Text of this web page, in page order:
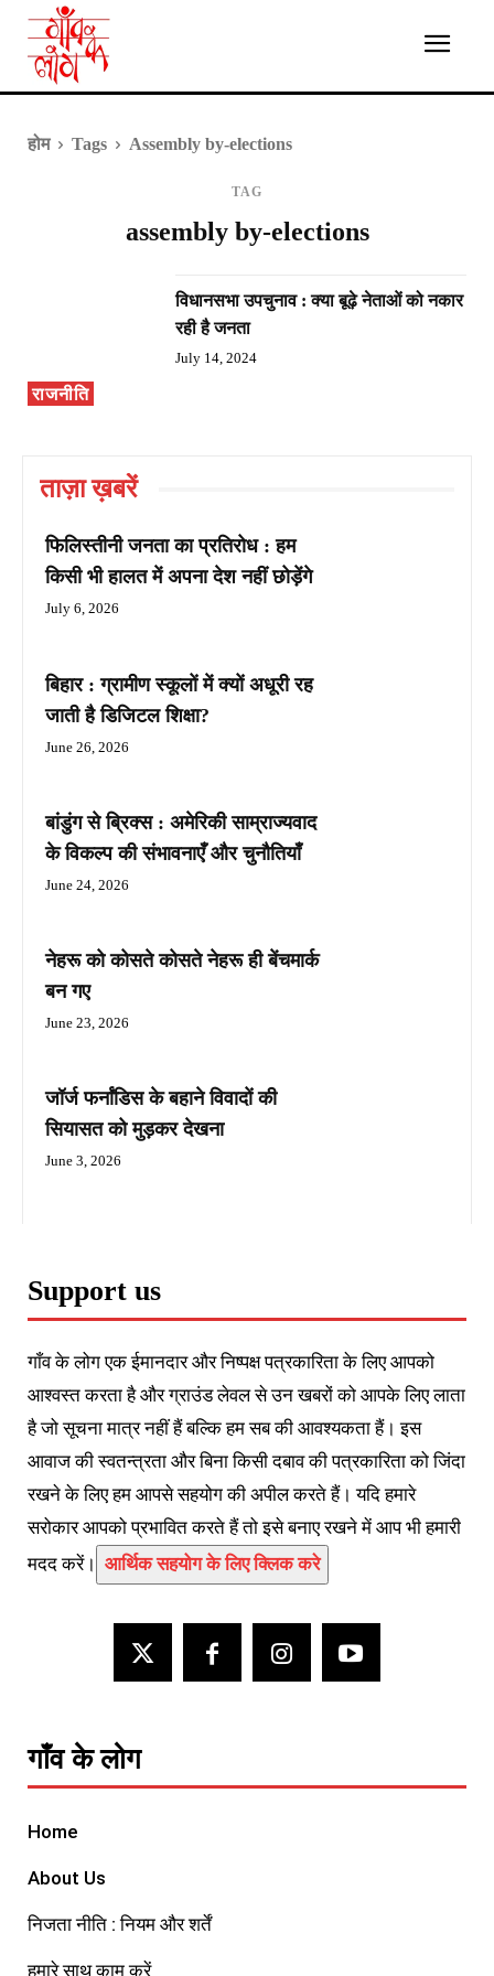
होम Tags Assembly by-elections
TAG
assembly by-elections
राजनीति
विधानसभा उपचुनाव : क्या बूढ़े नेताओं को नकार
रही है जनता
July 14, 2024
ताज़ा ख़बरें
फिलिस्तीनी जनता का प्रतिरोध : हम
किसी भी हालत में अपना देश नहीं छोड़ेंगे
July 6, 2026
बिहार : ग्रामीण स्कूलों में क्यों अधूरी रह
जाती है डिजिटल शिक्षा?
June 26, 2026
बांडुंग से ब्रिक्स : अमेरिकी साम्राज्यवाद
के विकल्प की संभावनाएँ और चुनौतियाँ
June 24, 2026
नेहरू को कोसते कोसते नेहरू ही बेंचमार्क
बन गए
June 23, 2026
जॉर्ज फर्नांडिस के बहाने विवादों की
सियासत को मुड़कर देखना
June 3, 2026
Support us
गाँव के लोग एक ईमानदार और निष्पक्ष पत्रकारिता के लिए आपको
आश्वस्त करता है और ग्राउंड लेवल से उन खबरों को आपके लिए लाता
है जो सूचना मात्र नहीं हैं बल्कि हम सब की आवश्यकता हैं। इस
आवाज की स्वतन्त्रता और बिना किसी दबाव की पत्रकारिता को जिंदा
रखने के लिए हम आपसे सहयोग की अपील करते हैं। यदि हमारे
सरोकार आपको प्रभावित करते हैं तो इसे बनाए रखने में आप भी हमारी
मदद करें। आर्थिक सहयोग के लिए क्लिक करे
गाँव के लोग
Home
About Us
निजता नीति : नियम और शर्तें
हमारे साथ काम करें